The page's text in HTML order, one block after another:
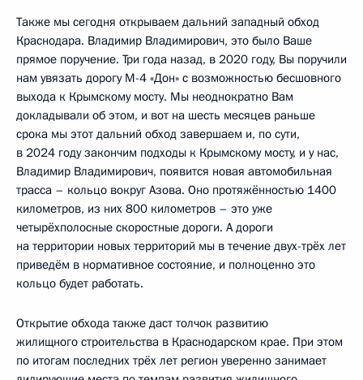
Также мы сегодня открываем дальний западный обход
Краснодара. Владимир Владимирович, это было Ваше
прямое поручение. Три года назад, в 2020 году, Вы поручили
нам увязать дорогу М-4 «Дон» с возможностью бесшовного
выхода к Крымскому мосту. Мы неоднократно Вам
докладывали об этом, и вот на шесть месяцев раньше
срока мы этот дальний обход завершаем и, по сути,
в 2024 году закончим подходы к Крымскому мосту, и у нас,
Владимир Владимирович, появится новая автомобильная
трасса – кольцо вокруг Азова. Оно протяжённостью 1400
километров, из них 800 километров – это уже
четырёхполосные скоростные дороги. А дороги
на территории новых территорий мы в течение двух-трёх лет
приведём в нормативное состояние, и полноценно это
кольцо будет работать.
Открытие обхода также даст толчок развитию
жилищного строительства в Краснодарском крае. При этом
по итогам последних трёх лет регион уверенно занимает